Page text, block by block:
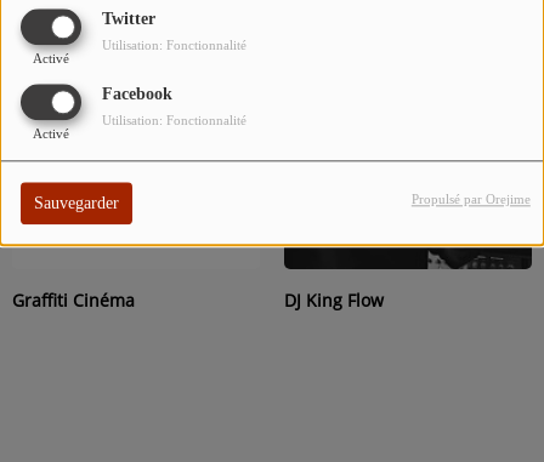
Twitter
Activé
Utilisation: Fonctionnalité
Facebook
Activé
Utilisation: Fonctionnalité
Sauvegarder Propulsé par Orejime
Contact
Graffiti Cinéma DJ King Flow